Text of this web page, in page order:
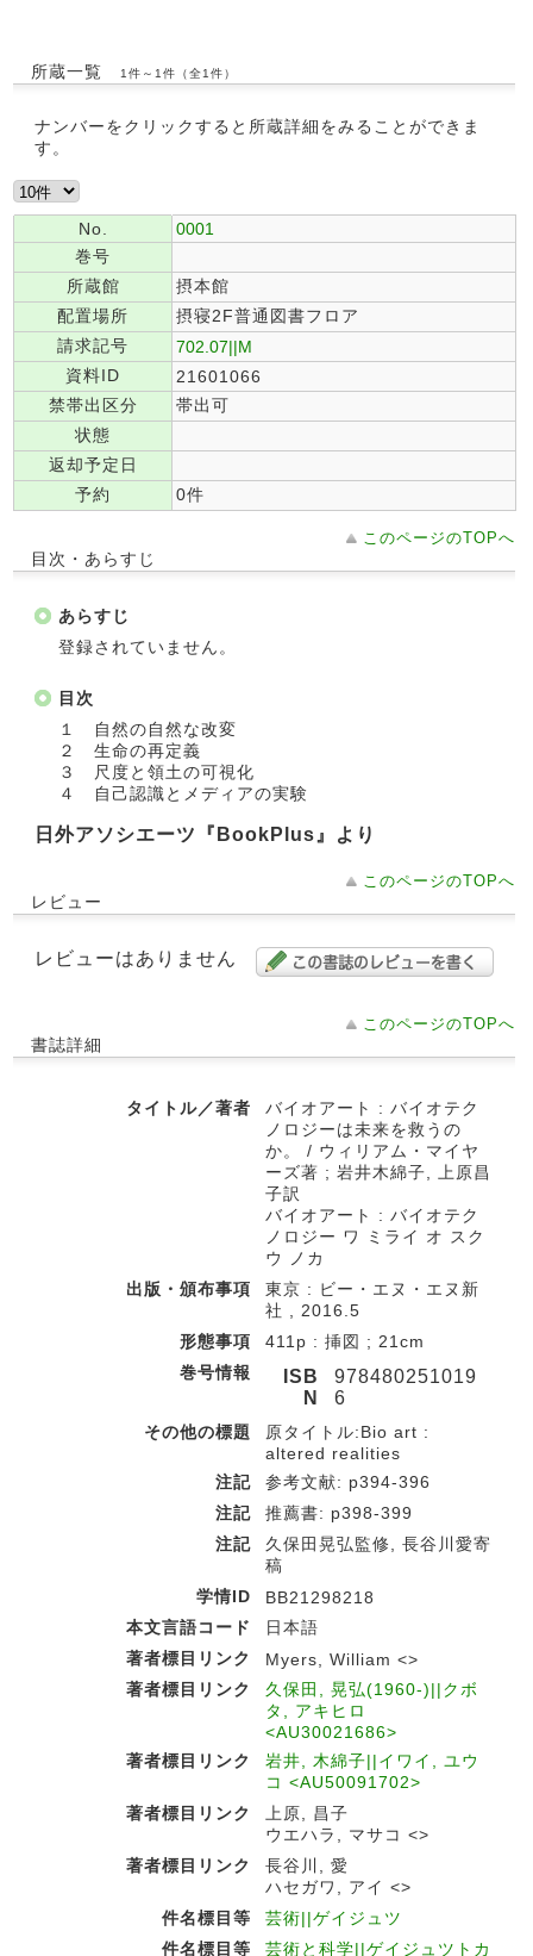
所蔵一覧 1件～1件（全1件）
ナンバーをクリックすると所蔵詳細をみることができま
す。
No.
0001
巻号
所蔵館
摂本館
配置場所
摂寝2F普通図書フロア
請求記号
702.07||M
資料ID
21601066
禁帯出区分
帯出可
状態
返却予定日
予約
0件
このページのTOPへ
目次・あらすじ
あらすじ
登録されていません。
目次
１ 自然の自然な改変
２ 生命の再定義
３ 尺度と領土の可視化
４ 自己認識とメディアの実験
日外アソシエーツ『BookPlus』より
このページのTOPへ
レビュー
レビューはありません
このページのTOPへ
書誌詳細
タイトル／著者
バイオアート : バイオテク
ノロジーは未来を救うの
か。 / ウィリアム・マイヤ
ーズ著 ; 岩井木綿子, 上原昌
子訳
バイオアート : バイオテク
ノロジー ワ ミライ オ スク
ウ ノカ
出版・頒布事項
東京 : ビー・エヌ・エヌ新
社 , 2016.5
形態事項
411p : 挿図 ; 21cm
巻号情報
ISB
N
978480251019
6
その他の標題
原タイトル:Bio art :
altered realities
注記
参考文献: p394-396
注記
推薦書: p398-399
注記
久保田晃弘監修, 長谷川愛寄
稿
学情ID
BB21298218
本文言語コード
日本語
著者標目リンク
Myers, William <>
著者標目リンク
久保田, 晃弘(1960-)||クボ
タ, アキヒロ
<AU30021686>
著者標目リンク
岩井, 木綿子||イワイ, ユウ
コ <AU50091702>
著者標目リンク
上原, 昌子
ウエハラ, マサコ <>
著者標目リンク
長谷川, 愛
ハセガワ, アイ <>
件名標目等
芸術||ゲイジュツ
件名標目等
芸術と科学||ゲイジュツトカ